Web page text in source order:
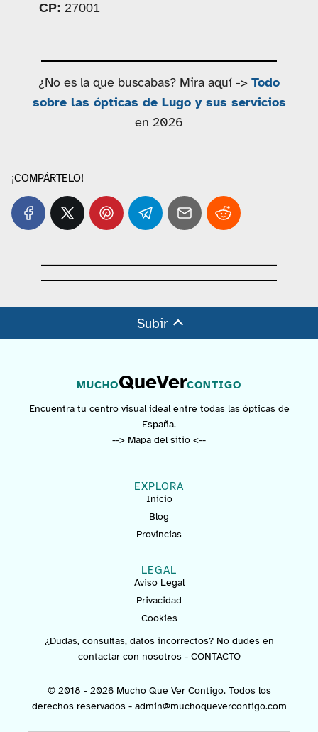
CP: 27001
¿No es la que buscabas? Mira aquí -> Todo
sobre las ópticas de Lugo y sus servicios
en 2026
¡COMPÁRTELO!
Subir
MUCHOQueVerCONTIGO
Encuentra tu centro visual ideal entre todas las ópticas de
España.
--> Mapa del sitio <--
EXPLORA
Inicio
Blog
Provincias
LEGAL
Aviso Legal
Privacidad
Cookies
¿Dudas, consultas, datos incorrectos? No dudes en
contactar con nosotros - CONTACTO
© 2018 - 2026 Mucho Que Ver Contigo. Todos los
derechos reservados - admin@muchoquevercontigo.com